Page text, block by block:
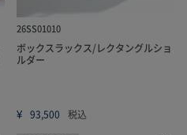
26SS01010
ボックスラックス/レクタングルショ
ルダー
¥ 93,500 税込